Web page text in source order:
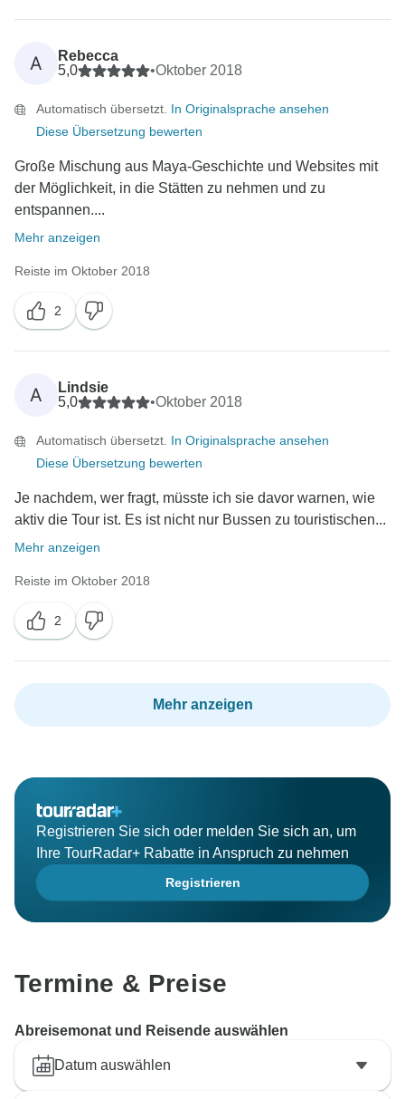
A
Rebecca
5,0
•Oktober 2018
Automatisch übersetzt. In Originalsprache ansehen
Diese Übersetzung bewerten
Große Mischung aus Maya-Geschichte und Websites mit
der Möglichkeit, in die Stätten zu nehmen und zu
entspannen....
Mehr anzeigen
Reiste im Oktober 2018
2
A
Lindsie
5,0
•Oktober 2018
Automatisch übersetzt. In Originalsprache ansehen
Diese Übersetzung bewerten
Je nachdem, wer fragt, müsste ich sie davor warnen, wie
aktiv die Tour ist. Es ist nicht nur Bussen zu touristischen...
Mehr anzeigen
Reiste im Oktober 2018
2
Mehr anzeigen
Registrieren Sie sich oder melden Sie sich an, um
Ihre TourRadar+ Rabatte in Anspruch zu nehmen
Registrieren
Termine & Preise
Abreisemonat und Reisende auswählen
Datum auswählen